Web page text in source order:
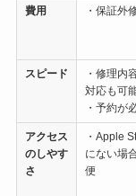
費用 ・保証外
スピード
・修理内
対応も可
・予約が
アクセス
のしやす
さ
・Apple
にない場
便